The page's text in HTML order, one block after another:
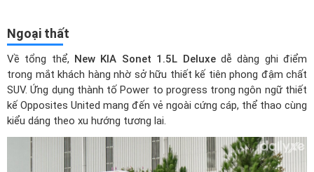
Ngoại thất
Về tổng thể, New KIA Sonet 1.5L Deluxedễ dàng ghi điểm
trong mắt khách hàng nhờ sở hữu thiết kế tiên phong đậm chất
SUV. Ứng dụng thành tố Power to progress trong ngôn ngữ thiết
kế Opposites United mang đến vẻ ngoài cứng cáp, thể thao cùng
kiểu dáng theo xu hướng tương lai.